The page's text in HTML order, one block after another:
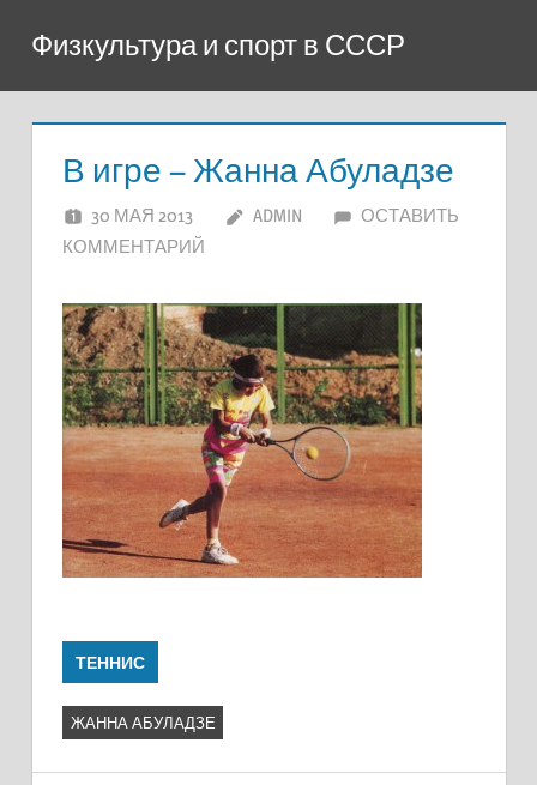
содержимому
Физкультура и спорт в СССР
В игре – Жанна Абуладзе
30 МАЯ 2013 ADMIN
ОСТАВИТЬ
КОММЕНТАРИЙ
ТЕННИС
ЖАННА АБУЛАДЗЕ